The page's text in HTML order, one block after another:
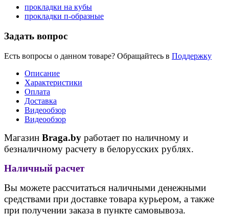
прокладки на кубы
прокладки п-образные
Задать вопрос
Есть вопросы о данном товаре? Обращайтесь в Поддержку
Описание
Характеристики
Оплата
Доставка
Видеообзор
Видеообзор
Магазин Braga.by работает по наличному и
безналичному расчету в белорусских рублях.
Наличный расчет
Вы можете рассчитаться наличными денежными
средствами при доставке товара курьером, а также
при получении заказа в пункте самовывоза.